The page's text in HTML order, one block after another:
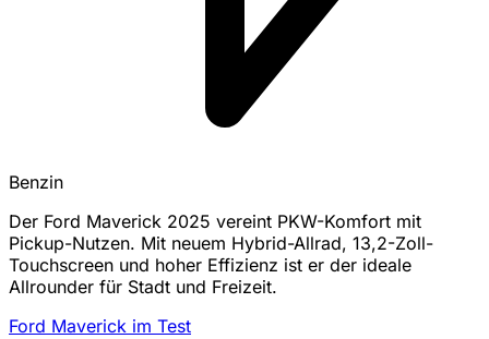
Benzin
Der Ford Maverick 2025 vereint PKW-Komfort mit
Pickup-Nutzen. Mit neuem Hybrid-Allrad, 13,2-Zoll-
Touchscreen und hoher Effizienz ist er der ideale
Allrounder für Stadt und Freizeit.
Ford Maverick im Test